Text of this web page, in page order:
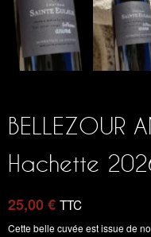
BELLEZOUR
Hachette
25,00€ TTC
Cette belle cuvée est issue de